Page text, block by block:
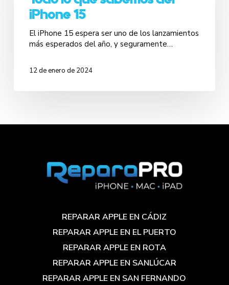
iPhone 15
El iPhone 15 espera ser uno de los lanzamientos
más esperados del año, y seguramente…
12 de enero de 2024
REPARAR APPLE EN CÁDIZ
REPARAR APPLE EN EL PUERTO
REPARAR APPLE EN ROTA
REPARAR APPLE EN SANLÚCAR
REPARAR APPLE EN SAN FERNANDO